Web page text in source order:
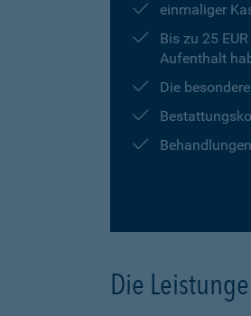
einmaliger
Bis zu 25
Aufenthalt
Die
Die